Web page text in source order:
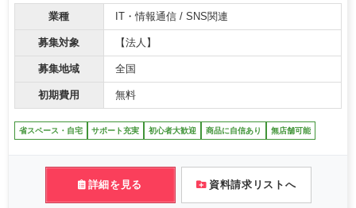
業種 IT・情報通信 / SNS関連
募集対象 【法人】
募集地域 全国
初期費用 無料
省スペース・自宅 サポート充実 初心者大歓迎 商品に自信あり 無店舗可能
詳細を見る 資料請求リストへ